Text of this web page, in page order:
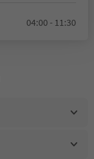
04:00 - 11:30